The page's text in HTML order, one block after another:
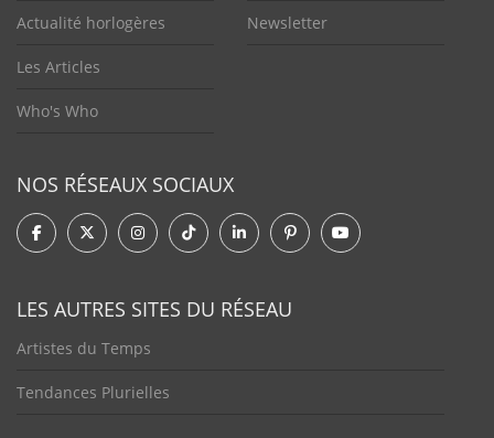
Actualité horlogères
Les Articles
Who's Who
Newsletter
NOS RÉSEAUX SOCIAUX
LES AUTRES SITES DU RÉSEAU
Artistes du Temps
Tendances Plurielles